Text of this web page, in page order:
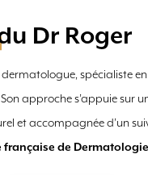
Dr Roger
dermatologue, spécialiste
approche s’appuie sur
et accompagnée d’un
française de Dermatologie